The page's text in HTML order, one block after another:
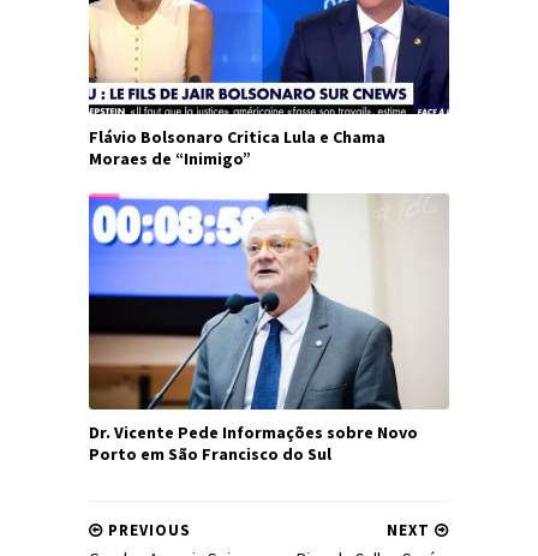
Flávio Bolsonaro Critica Lula e Chama
Moraes de “Inimigo”
Dr. Vicente Pede Informações sobre Novo
Porto em São Francisco do Sul
NEXT
PREVIOUS